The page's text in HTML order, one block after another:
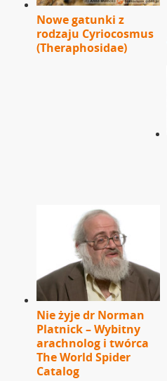
Nowe gatunki z
rodzaju Cyriocosmus
(Theraphosidae)
Nie żyje dr Norman
Platnick – Wybitny
arachnolog i twórca
The World Spider
Catalog